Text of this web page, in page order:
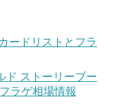
ードリストとフラ
ド ストーリーブー
ラゲ相場情報